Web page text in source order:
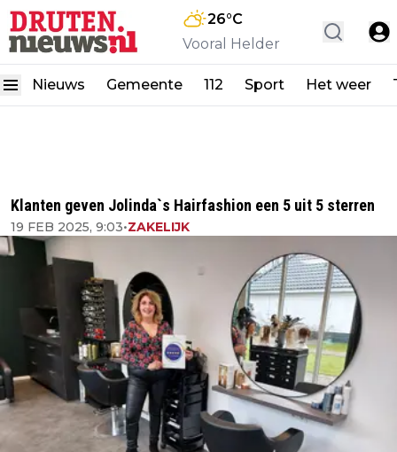
26°C
Vooral Helder
Nieuws Gemeente 112 Sport Het weer
Klanten geven Jolinda`s Hairfashion een 5 uit 5 sterren
19 FEB 2025, 9:03•ZAKELIJK